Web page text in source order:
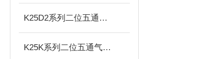
K25D2系列二位五通双电控电磁滑阀
K25K系列二位五通气控滑阀